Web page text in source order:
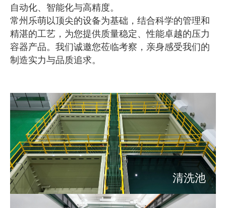
自动化、智能化与高精度。
常州乐萌以顶尖的设备为基础，结合科学的管理和
精湛的工艺，为您提供质量稳定、性能卓越的压力
容器产品。我们诚邀您莅临考察，亲身感受我们的
制造实力与品质追求。
清洗池